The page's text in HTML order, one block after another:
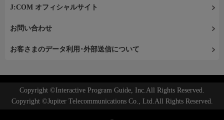
J:COM オフィシャルサイト
お問い合わせ
お客さまのデータ利用･外部送信について
Copyright ©Interactive Program Guide, Inc.All Rights Reserved.
Copyright ©Jupiter Telecommunications Co., Ltd.All Rights Reserved.